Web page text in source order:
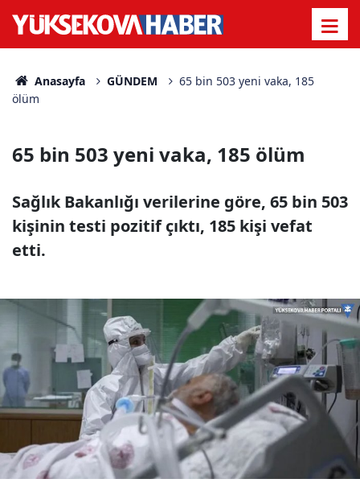
Anasayfa GÜNDEM
65 bin 503 yeni vaka, 185
ölüm
65 bin 503 yeni vaka, 185 ölüm
Sağlık Bakanlığı verilerine göre, 65 bin 503
kişinin testi pozitif çıktı, 185 kişi vefat
etti.